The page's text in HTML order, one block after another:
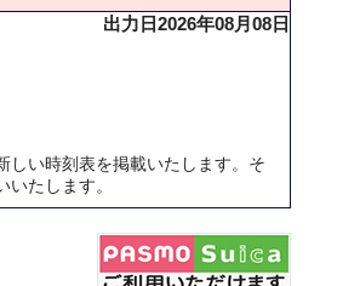
出力日2026年08月08日
しい時刻表を掲載いたします。そ
たします。